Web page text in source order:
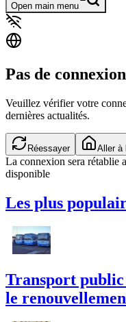
Open main menu
Pas de
Veuillez vérifier votre
dernières actualités.
Réessayer Aller à
La connexion sera rétablie
disponible
Les plus
Transport
le